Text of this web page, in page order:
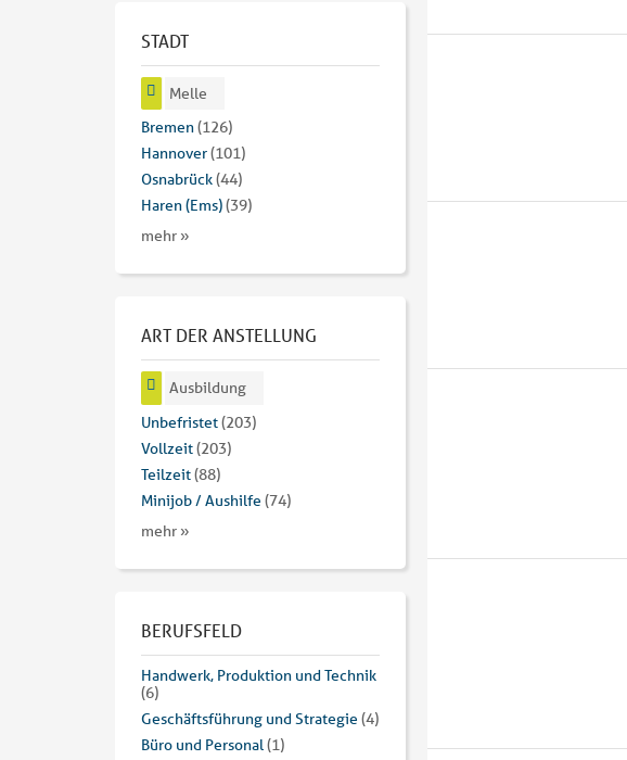
STADT
Melle
Bremen(126)
Hannover(101)
Osnabrück(44)
Haren (Ems)(39)
mehr »
ART DER ANSTELLUNG
Ausbildung
Unbefristet(203)
Vollzeit(203)
Teilzeit(88)
Minijob / Aushilfe (74)
mehr »
BERUFSFELD
Handwerk, Produktion und Technik
(6)
Geschäftsführung und Strategie (4)
Büro und Personal(1)